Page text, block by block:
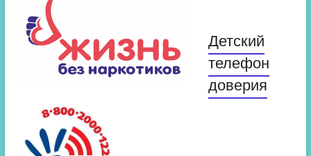
Детский
телефон
доверия